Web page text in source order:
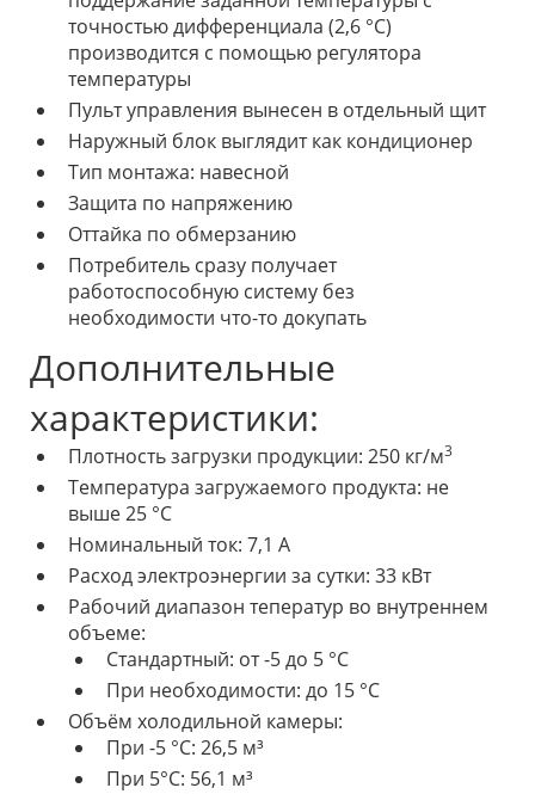
точностью дифференциала (2,6 °С)
производится с помощью регулятора
температуры
Пульт управления вынесен в отдельный щит
Наружный блок выглядит как кондиционер
Тип монтажа: навесной
Защита по напряжению
Оттайка по обмерзанию
Потребитель сразу получает
работоспособную систему без
необходимости что-то докупать
Дополнительные
характеристики:
Плотность загрузки продукции: 250 кг/м3
Температура загружаемого продукта: не
выше 25 °С
Номинальный ток: 7,1 А
Расход электроэнергии за сутки: 33 кВт
Рабочий диапазон теператур во внутреннем
объеме:
Стандартный: от -5 до 5 °С
При необходимости: до 15 °С
Объём холодильной камеры:
При -5 °С: 26,5 м³
При 5°С: 56,1 м³